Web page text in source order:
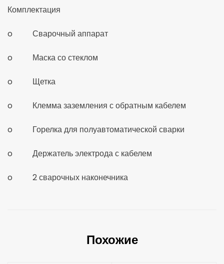
Комплектация
o Сварочный аппарат
o Маска со стеклом
o Щетка
o Клемма заземления с обратным кабелем
o Горелка для полуавтоматической сварки
o Держатель электрода с кабелем
o 2 сварочных наконечника
Похожие